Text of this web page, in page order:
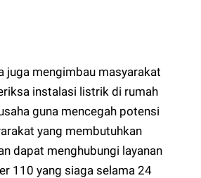
juga mengimbau masyarakat
instalasi listrik di rumah
guna mencegah potensi
yang membutuhkan
dapat menghubungi layanan
110 yang siaga selama 24